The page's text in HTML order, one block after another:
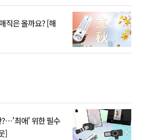
직은 올까요? [해
?⋯'최애' 위한 필수
]